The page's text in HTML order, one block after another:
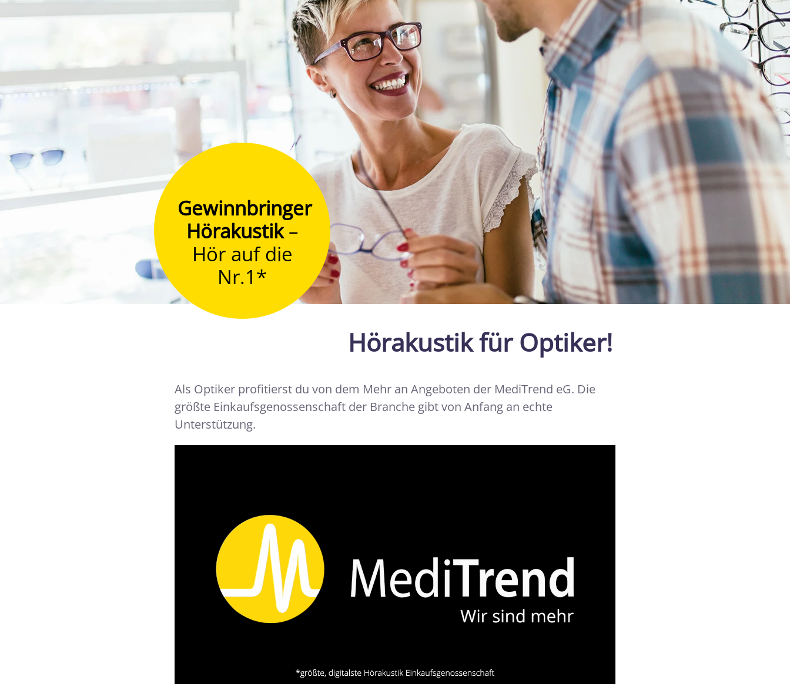
Gewinnbringer
Hörakustik–
Hör auf die
Nr.1*
Hörakustik für Optiker!
Als Optiker profitierst du von dem Mehr an Angeboten der MediTrend eG. Die
größte Einkaufsgenossenschaft der Branche gibt von Anfang an echte
Unterstützung.